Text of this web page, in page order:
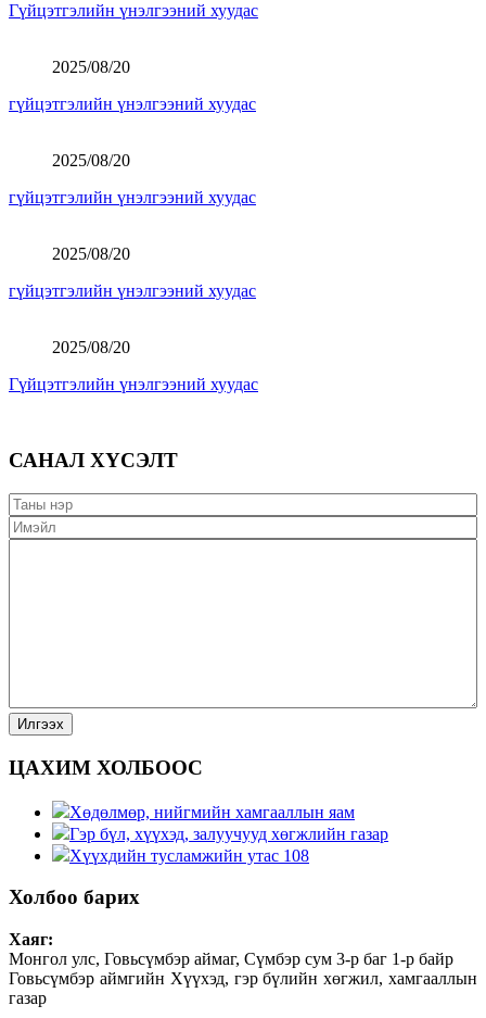
Гүйцэтгэлийн үнэлгээний хуудас
2025/08/20
гүйцэтгэлийн үнэлгээний хуудас
2025/08/20
гүйцэтгэлийн үнэлгээний хуудас
2025/08/20
гүйцэтгэлийн үнэлгээний хуудас
2025/08/20
Гүйцэтгэлийн үнэлгээний хуудас
САНАЛ ХҮСЭЛТ
ЦАХИМ ХОЛБООС
Хөдөлмөр, нийгмийн хамгааллын яам
Гэр бүл, хүүхэд, залуучууд хөгжлийн газар
Хүүхдийн тусламжийн утас 108
Холбоо барих
Хаяг:
Монгол улс, Говьсүмбэр аймаг, Сүмбэр сум 3-р баг 1-р байр
Говьсүмбэр аймгийн Хүүхэд, гэр бүлийн хөгжил, хамгааллын
газар